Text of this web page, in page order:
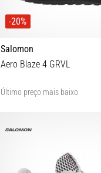
-20%
Salomon
Aero Blaze 4 GRVL
Último preço mais baixo